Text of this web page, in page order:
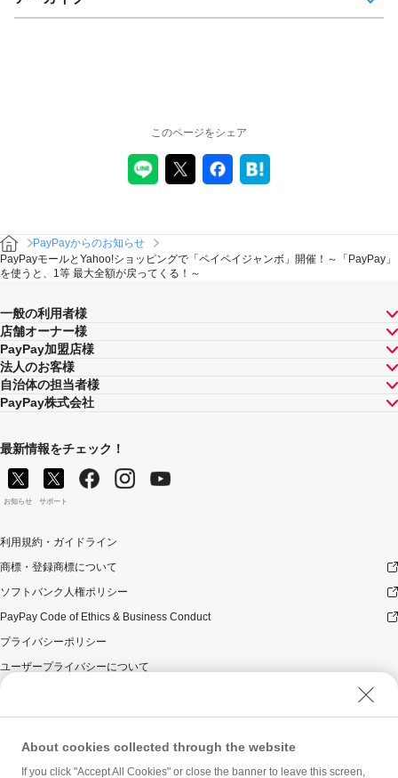
このページをシェア
PayPayからのお知らせ
PayPayモールとYahoo!ショッピングで「ペイペイジャンボ」開催！～「PayPay」
を使うと、1等 最大全額が戻ってくる！～
一般の利用者様
店舗オーナー様
PayPay加盟店様
法人のお客様
自治体の担当者様
PayPay株式会社
最新情報をチェック！
お知らせ サポート
利用規約・ガイドライン
商標・登録商標について
ソフトバンク人権ポリシー
PayPay Code of Ethics & Business Conduct
プライバシーポリシー
ユーザープライバシーについて
ウェブサイト利用規約
反社会的勢力に対する方針
勧誘方針
About cookies collected through the website
If you click "Accept All Cookies" or close the banner to leave this screen,